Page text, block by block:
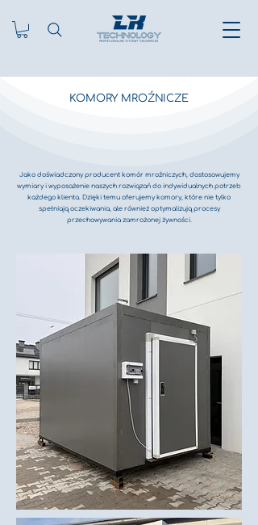
KOMORY MROŹNICZE
​Jako doświadczony producent komór mroźniczych, dostosowujemy
wymiary i wyposażenie naszych rozwiązań do indywidualnych potrzeb
każdego klienta. Dzięki temu oferujemy komory, które nie tylko
spełniają oczekiwania, ale również optymalizują procesy
przechowywania zamrożonej żywności.